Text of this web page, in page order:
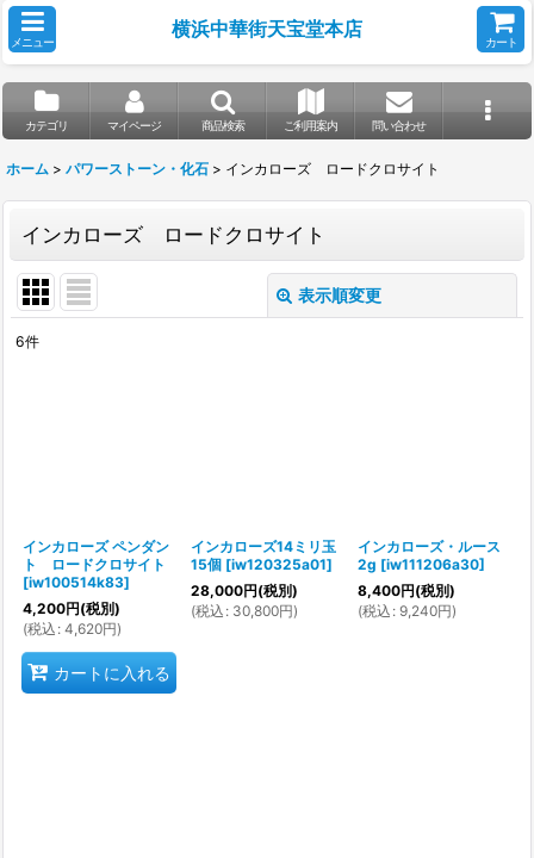
メニュー
横浜中華街天宝堂本店
カート
カテゴリ マイページ 商品検索 ご利用案内 問い合わせ
ホーム > パワーストーン・化石 > インカローズ ロードクロサイト
インカローズ ロードクロサイト
表示順変更
6件
インカローズ ペンダン
ト ロードクロサイト
[iw100514k83]
4,200円(税別)
(税込 : 4,620円)
カートに入れる
インカローズ14ミリ玉
15個 [iw120325a01]
28,000円(税別)
(税込 : 30,800円)
インカローズ・ルース
2g [iw111206a30]
8,400円(税別)
(税込 : 9,240円)